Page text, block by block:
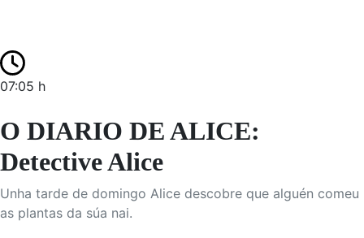
07:05 h
O DIARIO DE ALICE:
Detective Alice
Unha tarde de domingo Alice descobre que alguén comeu
as plantas da súa nai.